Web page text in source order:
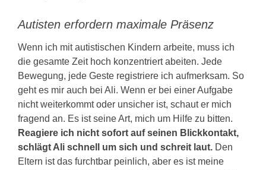
Autisten erfordern maximale Präsenz
Wenn ich mit autistischen Kindern arbeite, muss ich
die gesamte Zeit hoch konzentriert abeiten. Jede
Bewegung, jede Geste registriere ich aufmerksam. So
geht es mir auch bei Ali. Wenn er bei einer Aufgabe
nicht weiterkommt oder unsicher ist, schaut er mich
fragend an. Es ist seine Art, mich um Hilfe zu bitten.
Reagiere ich nicht sofort auf seinen Blickkontakt,
schlägt Ali schnell um sich und schreit laut. Den
Eltern ist das furchtbar peinlich, aber es ist meine